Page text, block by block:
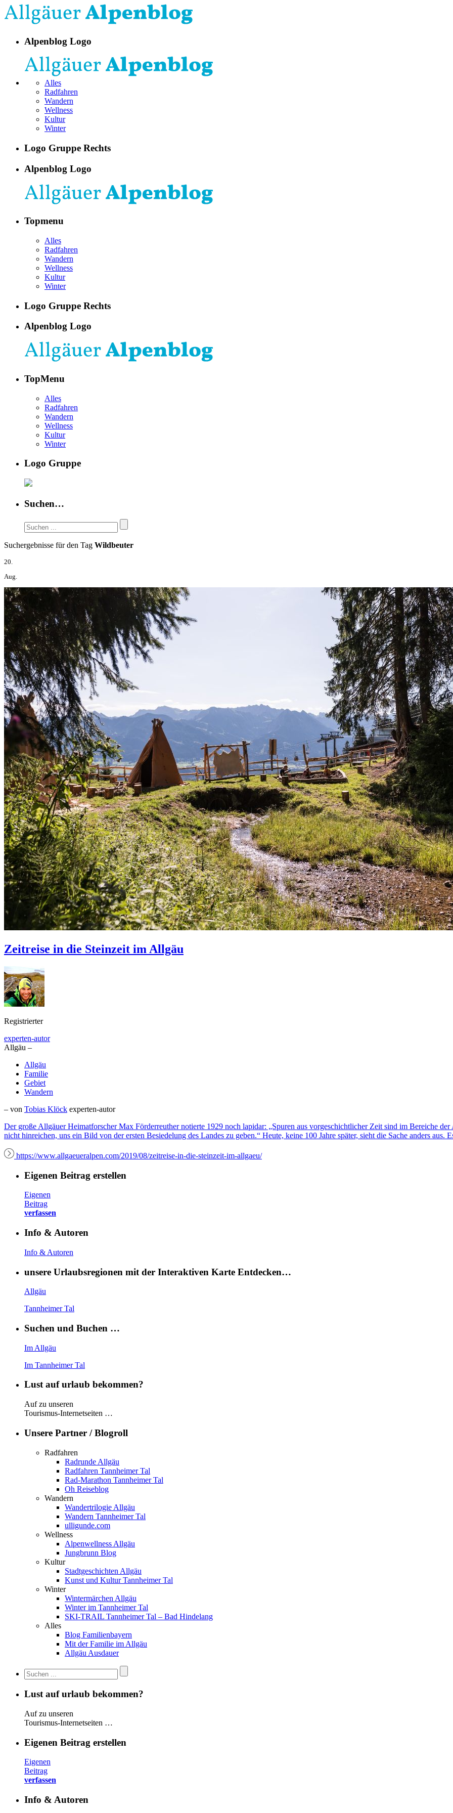
Alpenblog Logo
Alles
Radfahren
Wandern
Wellness
Kultur
Winter
Logo Gruppe Rechts
Alpenblog Logo
Topmenu
Alles
Radfahren
Wandern
Wellness
Kultur
Winter
Logo Gruppe Rechts
Alpenblog Logo
TopMenu
Alles
Radfahren
Wandern
Wellness
Kultur
Winter
Logo Gruppe
Suchen…
Suchergebnisse für den Tag Wildbeuter
20.
Aug.
Zeitreise in die Steinzeit im Allgäu
Registrierter
experten-autor
Allgäu –
Allgäu
Familie
Gebiet
Wandern
– von Tobias Klöck experten-autor
Der große Allgäuer Heimatforscher Max Förderreuther notierte 1929 noch lapidar: „Spuren aus vorgeschichtlicher Zeit sind im Bereiche
nicht hinreichen, uns ein Bild von der ersten Besiedelung des Landes zu geben.“ Heute, keine 100 Jahre später, sieht die Sache anders aus.
https://www.allgaeueralpen.com/2019/08/zeitreise-in-die-steinzeit-im-allgaeu/
Eigenen Beitrag erstellen
Eigenen
Beitrag
verfassen
Info & Autoren
Info & Autoren
unsere Urlaubsregionen mit der Interaktiven Karte Entdecken…
Allgäu
Tannheimer Tal
Suchen und Buchen …
Im Allgäu
Im Tannheimer Tal
Lust auf urlaub bekommen?
Auf zu unseren
Tourismus-Internetseiten …
Unsere Partner / Blogroll
Radfahren
Radrunde Allgäu
Radfahren Tannheimer Tal
Rad-Marathon Tannheimer Tal
Oh Reiseblog
Wandern
Wandertrilogie Allgäu
Wandern Tannheimer Tal
ulligunde.com
Wellness
Alpenwellness Allgäu
Jungbrunn Blog
Kultur
Stadtgeschichten Allgäu
Kunst und Kultur Tannheimer Tal
Winter
Wintermärchen Allgäu
Winter im Tannheimer Tal
SKI-TRAIL Tannheimer Tal – Bad Hindelang
Alles
Blog Familienbayern
Mit der Familie im Allgäu
Allgäu Ausdauer
Lust auf urlaub bekommen?
Auf zu unseren
Tourismus-Internetseiten …
Eigenen Beitrag erstellen
Eigenen
Beitrag
verfassen
Info & Autoren